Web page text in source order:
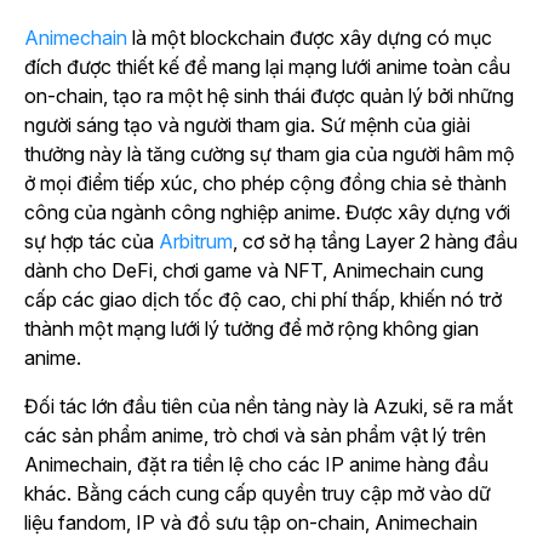
Animechain là một blockchain được xây dựng có mục
đích được thiết kế để mang lại mạng lưới anime toàn cầu
on-chain, tạo ra một hệ sinh thái được quản lý bởi những
người sáng tạo và người tham gia. Sứ mệnh của giải
thưởng này là tăng cường sự tham gia của người hâm mộ
ở mọi điểm tiếp xúc, cho phép cộng đồng chia sẻ thành
công của ngành công nghiệp anime. Được xây dựng với
sự hợp tác của Arbitrum , cơ sở hạ tầng Layer 2 hàng đầu
dành cho DeFi, chơi game và NFT, Animechain cung
cấp các giao dịch tốc độ cao, chi phí thấp, khiến nó trở
thành một mạng lưới lý tưởng để mở rộng không gian
anime.
Đối tác lớn đầu tiên của nền tảng này là Azuki, sẽ ra mắt
các sản phẩm anime, trò chơi và sản phẩm vật lý trên
Animechain, đặt ra tiền lệ cho các IP anime hàng đầu
khác. Bằng cách cung cấp quyền truy cập mở vào dữ
liệu fandom, IP và đồ sưu tập on-chain, Animechain